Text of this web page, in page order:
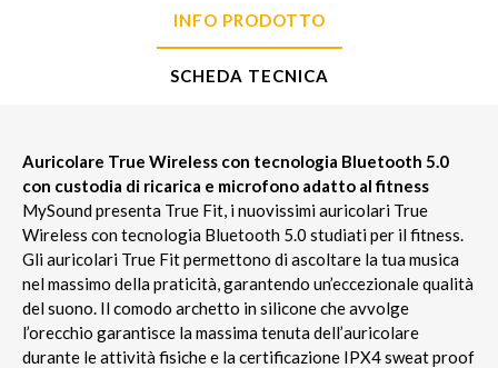
INFO PRODOTTO
SCHEDA TECNICA
Auricolare True Wireless con tecnologia Bluetooth 5.0
con custodia di ricarica e microfono adatto al fitness
MySound presenta True Fit, i nuovissimi auricolari True
Wireless con tecnologia Bluetooth 5.0 studiati per il fitness.
Gli auricolari True Fit permettono di ascoltare la tua musica
nel massimo della praticità, garantendo un’eccezionale qualità
del suono. Il comodo archetto in silicone che avvolge
l’orecchio garantisce la massima tenuta dell’auricolare
durante le attività fisiche e la certificazione IPX4 sweat proof